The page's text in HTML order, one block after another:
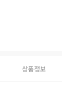
상품정보